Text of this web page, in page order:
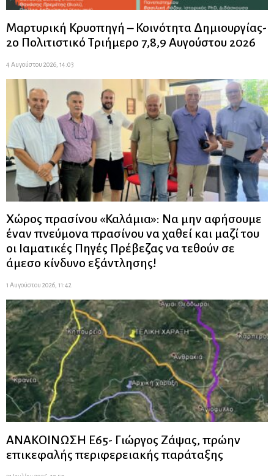
Μαρτυρική Κρυοπηγή – Κοινότητα Δημιουργίας-
2ο Πολιτιστικό Τριήμερο 7,8,9 Αυγούστου 2026
4 Αυγούστου 2026, 14:03
Χώρος πρασίνου «Καλάμια»: Να μην αφήσουμε
έναν πνεύμονα πρασίνου να χαθεί και μαζί του
οι Ιαματικές Πηγές Πρέβεζας να τεθούν σε
άμεσο κίνδυνο εξάντλησης!
1 Αυγούστου 2026, 11:42
ΑΝΑΚΟΙΝΩΣΗ Ε65- Γιώργος Ζάψας, πρώην
επικεφαλής περιφερειακής παράταξης